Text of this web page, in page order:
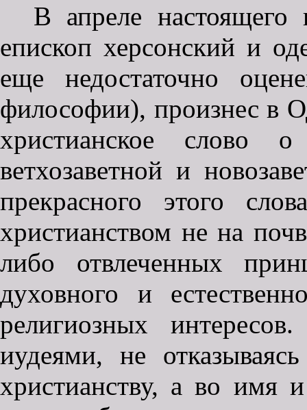
В апреле настоящего
епископ херсонский и
еще недостаточно
философии), произнес в
христианское слово
ветхозаветной и
прекрасного этого
христианством не на
либо отвлеченных
духовного и
религиозных
иудеями, не
христианству, а во имя